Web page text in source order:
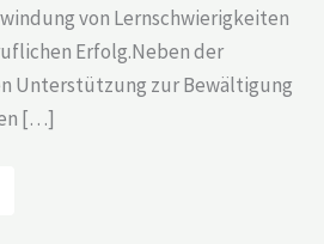
von Lernschwierigkeiten
Erfolg.Neben der
Unterstützung zur Bewältigung
[…]